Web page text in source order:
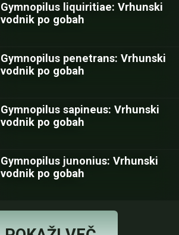
Gymnopilus liquiritiae: Vrhunski
vodnik po gobah
Gymnopilus penetrans: Vrhunski
vodnik po gobah
Gymnopilus sapineus: Vrhunski
vodnik po gobah
Gymnopilus junonius: Vrhunski
vodnik po gobah